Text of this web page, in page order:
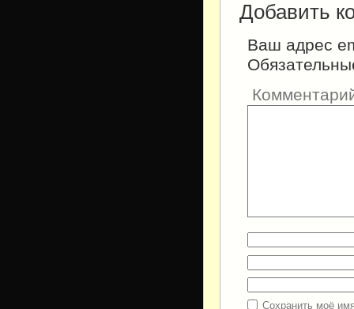
Добавить
Ваш адрес
Сохранить моё